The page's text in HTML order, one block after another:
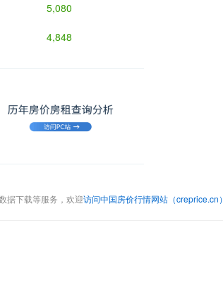
5,080
4,848
据下载等服务，欢迎访问中国房价行情网站（creprice.cn）